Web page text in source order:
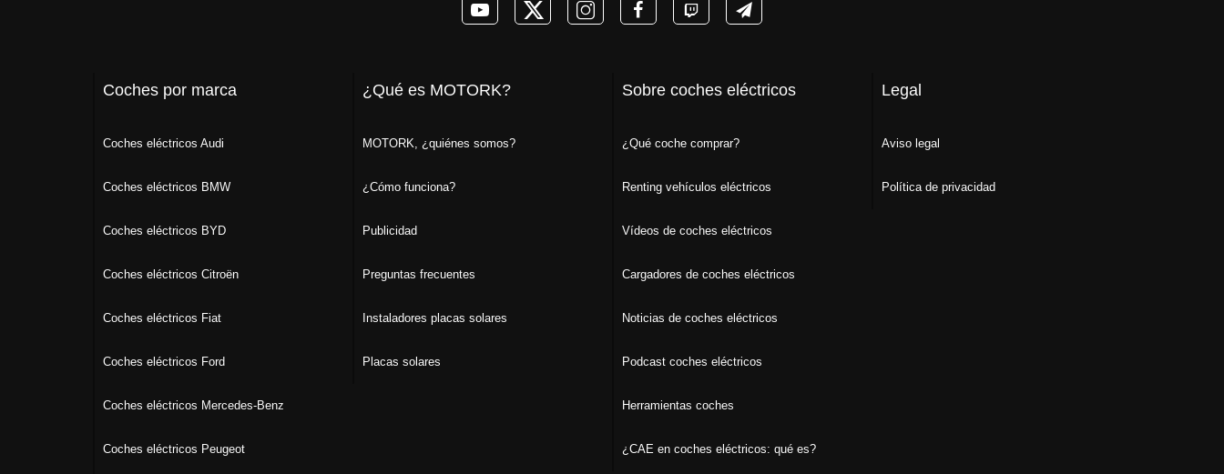
Coches por marca
Coches eléctricos Audi
Coches eléctricos BMW
Coches eléctricos BYD
Coches eléctricos Citroën
Coches eléctricos Fiat
Coches eléctricos Ford
Coches eléctricos Mercedes-Benz
Coches eléctricos Peugeot
¿Qué es MOTORK?
MOTORK, ¿quiénes somos?
¿Cómo funciona?
Publicidad
Preguntas frecuentes
Instaladores placas solares
Placas solares
Sobre coches eléctricos
¿Qué coche comprar?
Renting vehículos eléctricos
Vídeos de coches eléctricos
Cargadores de coches eléctricos
Noticias de coches eléctricos
Podcast coches eléctricos
Herramientas coches
¿CAE en coches eléctricos: qué es?
Legal
Aviso legal
Política de privacidad